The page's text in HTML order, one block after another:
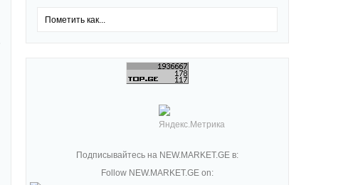
Подписывайтесь на NEW.MARKET.GE в:
Follow NEW.MARKET.GE on: